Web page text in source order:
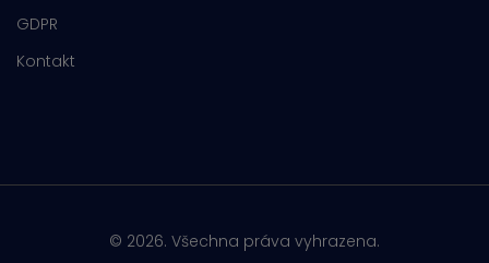
GDPR
Kontakt
© 2026. Všechna práva vyhrazena.